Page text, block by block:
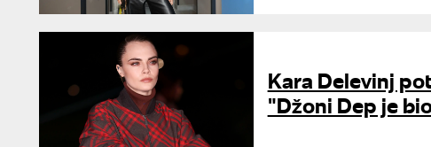
Kara Delevinj
"Džoni Dep je